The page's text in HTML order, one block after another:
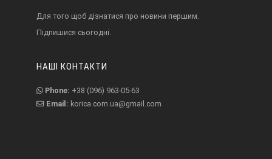
Для того щоб дізнатися про новини першим.
Підпишися сьогодні.
НАШІ КОНТАКТИ
Phone: +38 (096) 963-05-63
Email: korica.com.ua@gmail.com